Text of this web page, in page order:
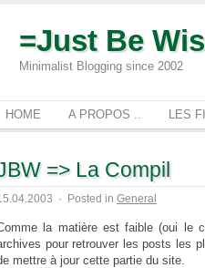
=Just Be
Minimalist Blogging since 2002
HOME A PROPOS .. LES
=> La Compil
· Posted in General
la matière est faible (oui le
pour retrouver les posts les
mettre à jour cette partie du site.